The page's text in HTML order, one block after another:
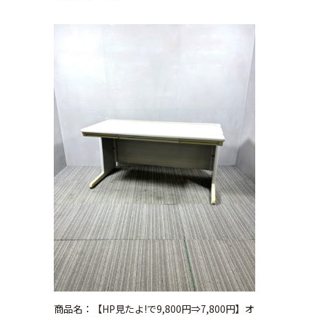
商品名：【HP見たよ!で9,800円⇒7,800円】オ